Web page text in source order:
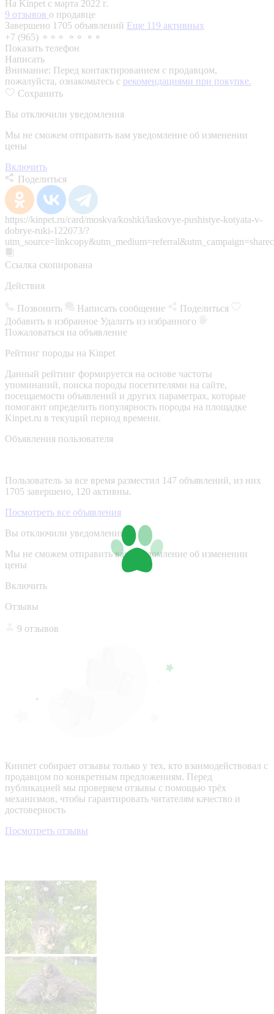
На Kinpet c марта 2022 г.
9 отзывов о продавце
Завершено 1705 объявлений Еще 119 активных
+7 (965) ⚬⚬⚬ ⚬⚬ ⚬⚬
Показать телефон
Написать
Внимание: Перед контактированием с продавцом,
пожалуйста, ознакомьтесь с рекомендациями при покупке.
Сохранить
Вы отключили уведомления
Мы не сможем отправить вам уведомление об изменении
цены
Включить
Поделиться
https://kinpet.ru/card/moskva/koshki/laskovye-pushistye-kotyata-v-
dobrye-ruki-122073/?
Ссылка скопирована
Действия
Позвонить Написать сообщение
Поделиться
Добавить в избранное Удалить из избранного
Пожаловаться на объявление
Рейтинг породы на Kinpet
Данный рейтинг формируется на основе частоты
упоминаний, поиска породы посетителями на сайте,
посещаемости объявлений и других параметрах, которые
помогают определить популярность породы на площадке
Kinpet.ru в текущий период времени.
Объявления пользователя
Пользователь за все время разместил 147 объявлений, из них
1705 завершено, 120 активны.
Посмотреть все объявления
Вы отключили уведомления
Мы не сможем отправить вам уведомление об изменении
цены
Включить
Отзывы
9 отзывов
Кинпет собирает отзывы только у тех, кто взаимодействовал с
продавцом по конкретным предложениям. Перед
публикацией мы проверяем отзывы с помощью трёх
механизмов, чтобы гарантировать читателям качество и
достоверность
Посмотреть отзывы